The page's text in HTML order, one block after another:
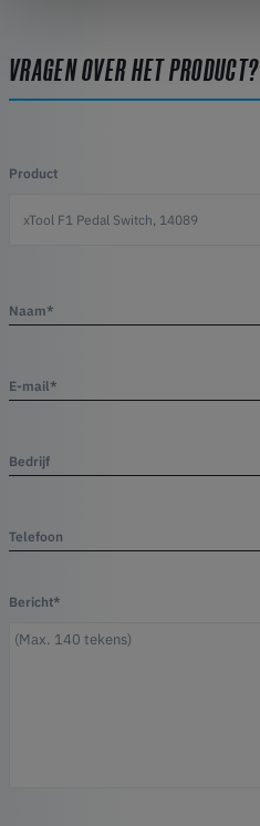
VRAGEN OVER HET PRODUCT?
Product
Naam*
E-mail*
Bedrijf
Telefoon
Bericht*